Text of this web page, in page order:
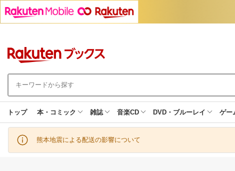
トップ 本・コミック 雑誌 音楽CD DVD・ブルーレイ ゲー
熊本地震による配送の影響について